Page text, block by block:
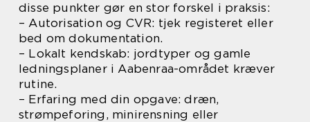
disse punkter gør en stor forskel i praksis:
– Autorisation og CVR: tjek registeret eller
bed om dokumentation.
– Lokalt kendskab: jordtyper og gamle
ledningsplaner i Aabenraa-området kræver
rutine.
– Erfaring med din opgave: dræn,
strømpeforing, minirensning eller